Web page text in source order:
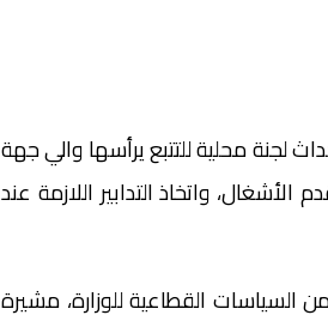
لجنة محلية للتتبع يرأسها والي جهة
واتخاذ التدابير اللازمة عند
السياسات القطاعية للوزارة، مشيرة